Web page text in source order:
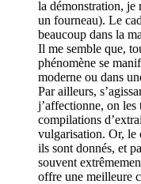
la démonstration, je
un fourneau). Le
beaucoup dans la
Il me semble que,
phénomène se
moderne ou dans
Par ailleurs,
j’affectionne, on
compilations
vulgarisation. Or, le
ils sont donnés, et
souvent
offre une meilleure